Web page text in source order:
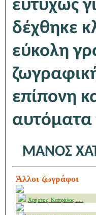
ευτυχώς
δέχθηκε
εύκολη
επίπονη
αυτόματα
ΜΑΝΟΣ
Άλλοι ζωγράφοι
Χρήστος Καπράλος .....